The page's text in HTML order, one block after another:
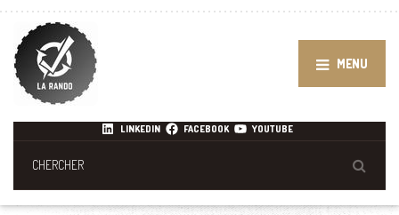
MENU
LINKEDIN FACEBOOK YOUTUBE